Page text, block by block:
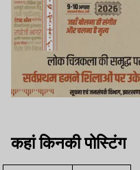
कहां किनकी पोस्टिंग